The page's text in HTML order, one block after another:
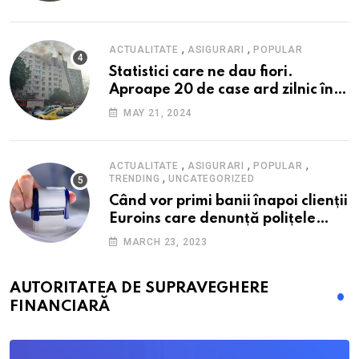
ACTUALITATE , ASIGURARI ,POPULAR
Statistici care ne dau fiori.
Aproape 20 de case ard zilnic în
România, iar pagubele au
nici 40 de lei pe lună
MAY 21, 2024
ACTUALITATE , ASIGURARI ,POPULAR ,
TRENDING ,UNCATEGORIZED
Când vor primi banii înapoi clienții
Euroins care denunță polițele
RCA? Toți pașii și toate termenele
MARCH 23, 2023
AUTORITATEA DE SUPRAVEGHERE
FINANCIARĂ